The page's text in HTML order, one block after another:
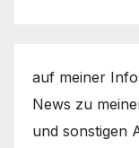
auf meiner
News zu
und sonstigen